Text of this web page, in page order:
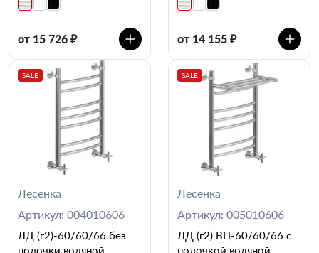
от 15 726 ₽ от 14 155 ₽
SALE
Лесенка
Артикул: 004010606
ЛД (г2)-60/60/66 без
полочки водяной
SALE
Лесенка
Артикул: 005010606
ЛД (г2) ВП-60/60/66 с
полочкой водяной